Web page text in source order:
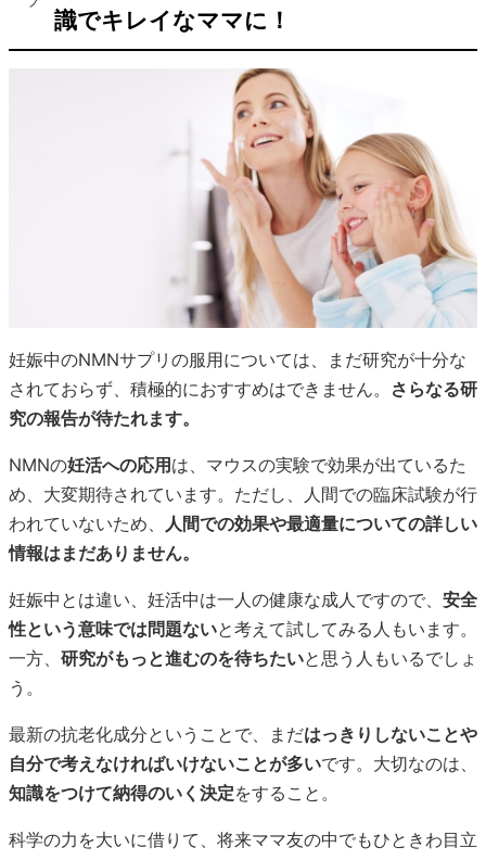
識でキレイなママに！
妊娠中のNMNサプリの服用については、まだ研究が十分な
されておらず、積極的におすすめはできません。 さらなる研
究の報告が待たれます。
NMNの妊活への応用は、マウスの実験で効果が出ているた
め、大変期待されています。ただし、人間での臨床試験が行
われていないため、
人間での効果や最適量についての詳しい
情報はまだありません。
妊娠中とは違い、妊活中は一人の健康な成人ですので、 安全
性という意味では問題ないと考えて試してみる人もいます。
一方、 研究がもっと進むのを待ちたいと思う人もいるでしょ
う。
最新の抗老化成分ということで、まだはっきりしないことや
自分で考えなければいけないことが多いです。大切なのは、
知識をつけて納得のいく決定をすること。
科学の力を大いに借りて、将来ママ友の中でもひときわ目立